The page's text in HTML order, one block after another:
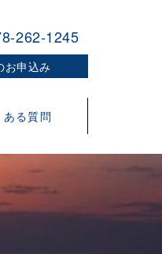
262-1245
お申込み
ある質問